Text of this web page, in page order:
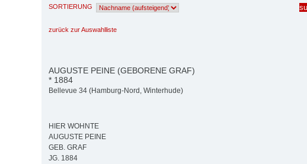
SORTIERUNG
zurück zur Auswahlliste
AUGUSTE PEINE (GEBORENE GRAF)
* 1884
Bellevue 34 (Hamburg-Nord, Winterhude)
HIER WOHNTE
AUGUSTE PEINE
GEB. GRAF
JG. 1884